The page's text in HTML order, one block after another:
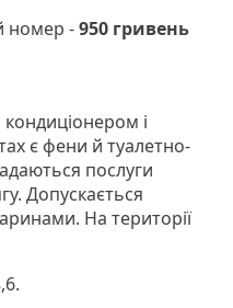
номер -950 гривень
і
є фени й туалетно-
послуги
Допускається
На території